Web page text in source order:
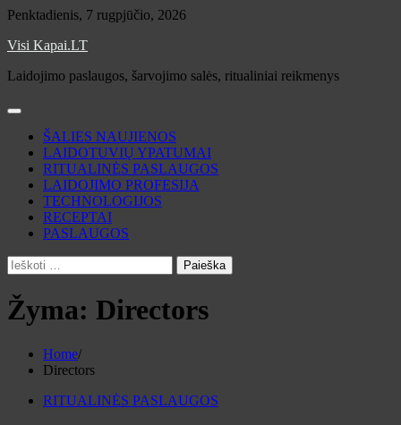
Skip
content
Penktadienis, 7 rugpjūčio, 2026
Visi Kapai.LT
Laidojimo paslaugos, šarvojimo salės, ritualiniai reikmenys
ŠALIES NAUJIENOS
LAIDOTUVIŲ YPATUMAI
RITUALINĖS PASLAUGOS
LAIDOJIMO PROFESIJA
TECHNOLOGIJOS
RECEPTAI
PASLAUGOS
Ieškoti:
Žyma: Directors
Home
Directors
RITUALINĖS PASLAUGOS